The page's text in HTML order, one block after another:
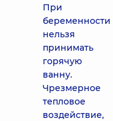
При
беременности
нельзя
принимать
горячую
ванну.
Чрезмерное
тепловое
воздействие,